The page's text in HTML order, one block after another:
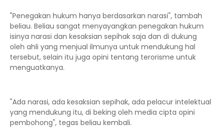
"Penegakan hukum hanya berdasarkan narasi", tambah
beliau. Beliau sangat menyayangkan penegakan hukum
isinya narasi dan kesaksian sepihak saja dan di dukung
oleh ahli yang menjual ilmunya untuk mendukung hal
tersebut, selain itu juga opini tentang terorisme untuk
menguatkanya.
"Ada narasi, ada kesaksian sepihak, ada pelacur intelektual
yang mendukung itu, di beking oleh media cipta opini
pembohong", tegas beliau kembali.